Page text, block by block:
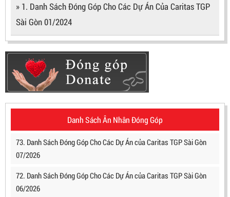
» 1. Danh Sách Đóng Góp Cho Các Dự Án Của Caritas TGP
Sài Gòn 01/2024
Danh Sách Ân Nhân Đóng Góp
73. Danh Sách Đóng Góp Cho Các Dự Án của Caritas TGP Sài Gòn
07/2026
72. Danh Sách Đóng Góp Cho Các Dự Án của Caritas TGP Sài Gòn
06/2026